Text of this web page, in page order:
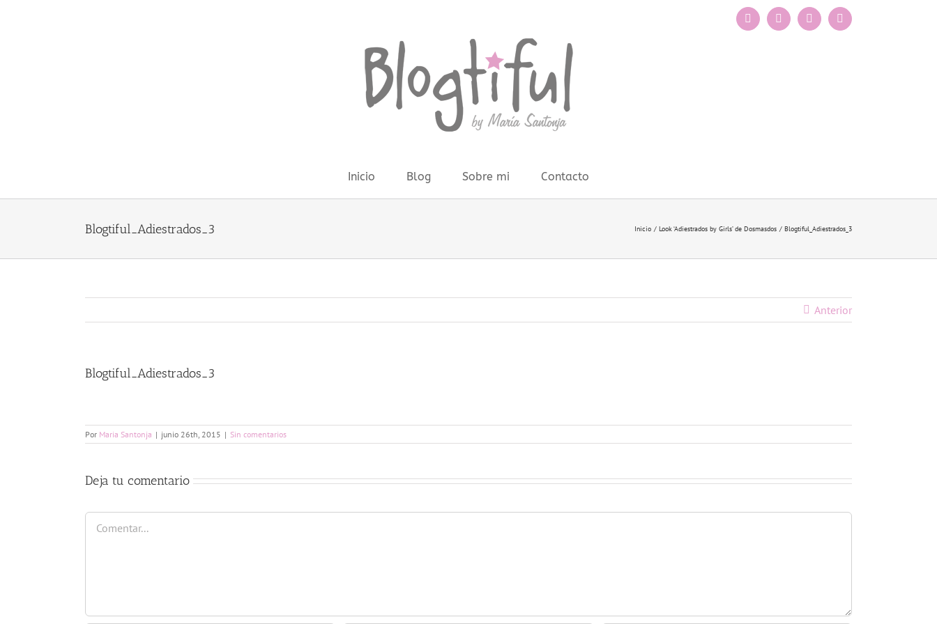
FacebookInstagram
X Pinterest
Inicio Blog Sobre mi Contacto
Blogtiful_Adiestrados_3 Inicio Look ‘Adiestrados by Girls’ de Dosmasdos Blogtiful_Adiestrados_3
Anterior
Blogtiful_Adiestrados_3
Por Maria Santonja | junio 26th, 2015 | Sin comentarios
Deja tu comentario
Comentar